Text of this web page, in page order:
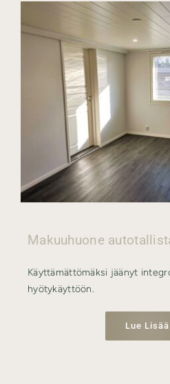
Makuuhuone
Käyttämättömäksi jäänyt
hyötykäyttöön.
Lue Lisää